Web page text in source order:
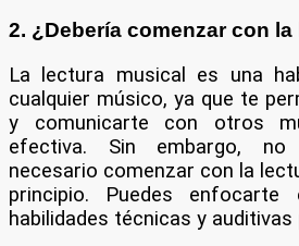
2. ¿Debería comenzar con
La lectura musical es una
cualquier músico, ya que te
y comunicarte con otros
efectiva. Sin embargo, no
necesario comenzar con la
principio. Puedes
habilidades técnicas y auditivas